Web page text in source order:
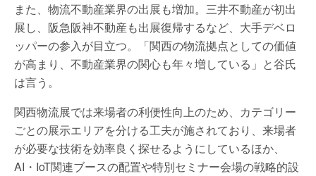
また、物流不動産業界の出展も増加。三井不動産が初出
展し、阪急阪神不動産も出展復帰するなど、大手デベロ
ッパーの参入が目立つ。「関西の物流拠点としての価値
が高まり、不動産業界の関心も年々増している」と谷氏
は言う。
関西物流展では来場者の利便性向上のため、カテゴリー
ごとの展示エリアを分ける工夫が施されており、来場者
が必要な技術を効率良く探せるようにしているほか、
AI・IoT関連ブースの配置や特別セミナー会場の戦略的設